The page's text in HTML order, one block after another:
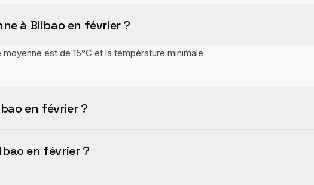
à Bilbao en février ?
est de 15°C et la température minimale
en février ?
en février ?